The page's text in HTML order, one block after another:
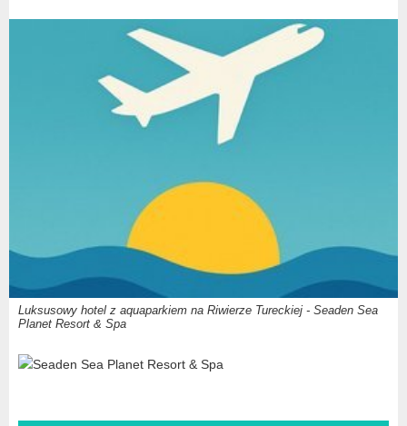
Luksusowy hotel z aquaparkiem na Riwierze Tureckiej - Seaden Sea
Planet Resort & Spa